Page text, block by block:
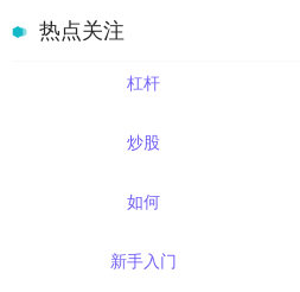
热点关注
杠杆
炒股
如何
新手入门